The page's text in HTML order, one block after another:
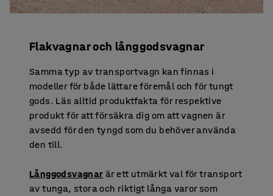
Flakvagnar och långgodsvagnar
Samma typ av transportvagn kan finnas i
modeller för både lättare föremål och för tungt
gods. Läs alltid produktfakta för respektive
produkt för att försäkra dig om att vagnen är
avsedd för den tyngd som du behöver använda
den till.
Långgodsvagnar är ett utmärkt val för transport
av tunga, stora och riktigt långa varor som